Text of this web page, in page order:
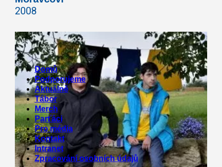
2008
MenuDomů
Podporujeme
Aktuálně
Tábor
Merch
Parťáci
Pro média
Kontakt
Intranet
Zpracování osobních údajů